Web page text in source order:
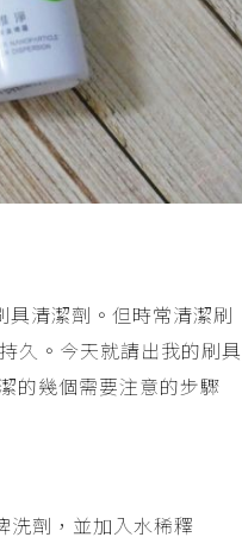
清潔劑。但時常清潔刷
久。今天就請出我的刷具
的幾個需要注意的步驟
洗劑，並加入水稀釋